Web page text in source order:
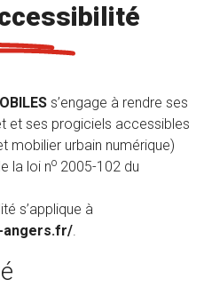
s’engage à rendre ses
et ses progiciels accessibles
mobilier urbain numérique)
la loi no 2005-102 du
s’applique à
angers.fr/.